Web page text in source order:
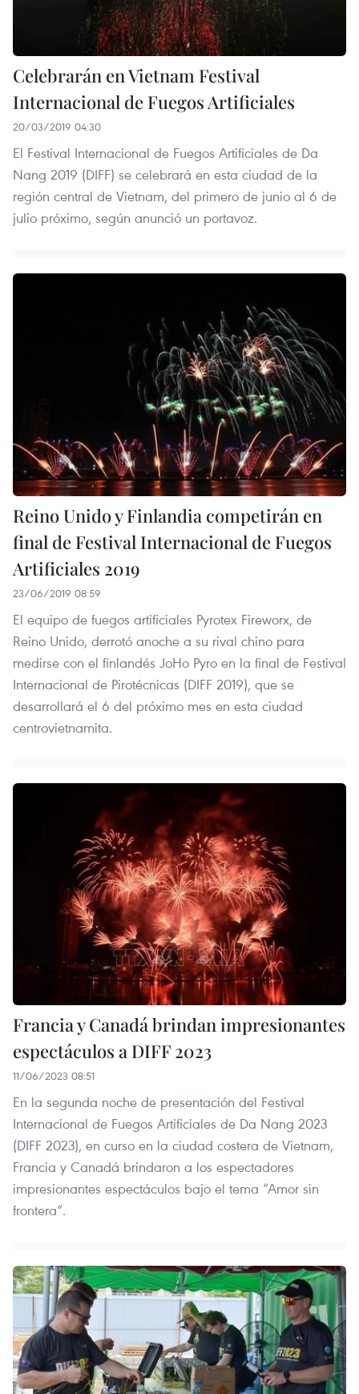
Celebrarán en Vietnam Festival
Internacional de Fuegos Artificiales
20/03/2019 04:30
El Festival Internacional de Fuegos Artificiales de Da
Nang 2019 (DIFF) se celebrará en esta ciudad de la
región central de Vietnam, del primero de junio al 6 de
julio próximo, según anunció un portavoz.
Reino Unido y Finlandia competirán en
final de Festival Internacional de Fuegos
Artificiales 2019
23/06/2019 08:59
El equipo de fuegos artificiales Pyrotex Fireworx, de
Reino Unido, derrotó anoche a su rival chino para
medirse con el finlandés JoHo Pyro en la final de Festival
Internacional de Pirotécnicas (DIFF 2019), que se
desarrollará el 6 del próximo mes en esta ciudad
centrovietnamita.
Francia y Canadá brindan impresionantes
espectáculos a DIFF 2023
11/06/2023 08:51
En la segunda noche de presentación del Festival
Internacional de Fuegos Artificiales de Da Nang 2023
(DIFF 2023), en curso en la ciudad costera de Vietnam,
Francia y Canadá brindaron a los espectadores
impresionantes espectáculos bajo el tema “Amor sin
frontera”.